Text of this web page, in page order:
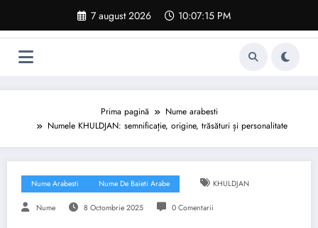
conținut
7 august 2026 10:07:16 PM
Prima pagină
Nume arabesti
Numele KHULDJAN: semnificație, origine, trăsături și personalitate
Nume Arabesti Nume De Baieti Arabe KHULDJAN
Nume 8 Octombrie 2025 0 Comentarii